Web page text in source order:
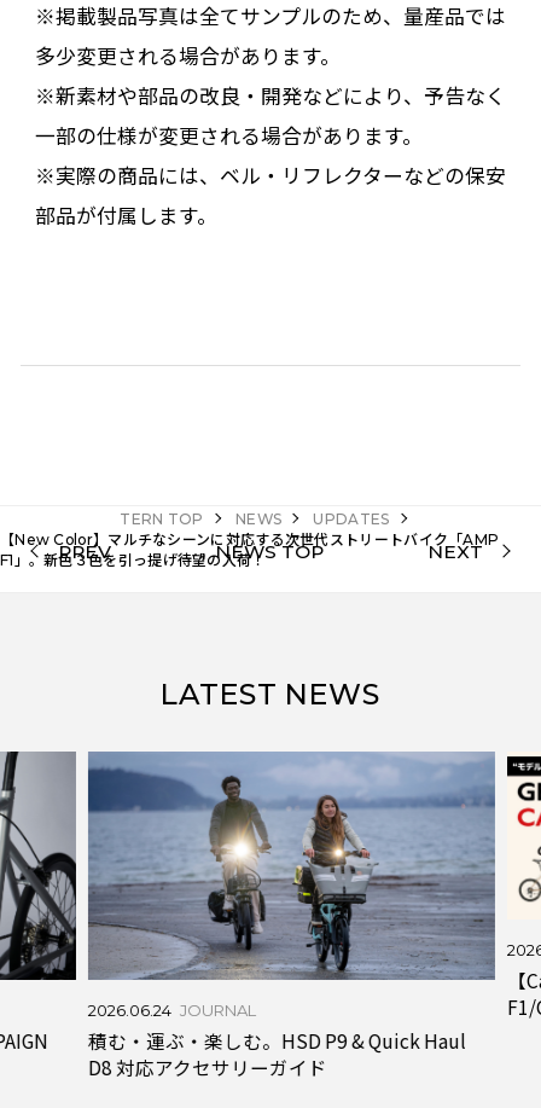
※掲載製品写真は全てサンプルのため、量産品では
多少変更される場合があります。
※新素材や部品の改良・開発などにより、予告なく
一部の仕様が変更される場合があります。
※実際の商品には、ベル・リフレクターなどの保安
部品が付属します。
TERN TOP NEWS
UPDATES
【New Color】マルチなシーンに対応する次世代ストリートバイク「AMP
F1」。新色３色を引っ提げ待望の入荷！
PREV NEWS TOP NEXT
LATEST NEWS
2026.06.24 JOURNAL
積む・運ぶ・楽しむ。HSD P9 & Quick Haul
D8 対応アクセサリーガイド
【
F1/